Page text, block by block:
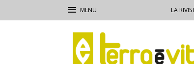
LA
Terra
e
Vita